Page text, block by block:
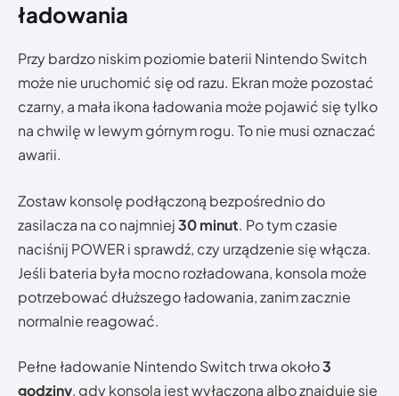
ładowania
Przy bardzo niskim poziomie baterii Nintendo Switch
może nie uruchomić się od razu. Ekran może pozostać
czarny, a mała ikona ładowania może pojawić się tylko
na chwilę w lewym górnym rogu. To nie musi oznaczać
awarii.
Zostaw konsolę podłączoną bezpośrednio do
zasilacza na co najmniej30 minut. Po tym czasie
naciśnij POWER i sprawdź, czy urządzenie się włącza.
Jeśli bateria była mocno rozładowana, konsola może
potrzebować dłuższego ładowania, zanim zacznie
normalnie reagować.
Pełne ładowanie Nintendo Switch trwa około3
godziny, gdy konsola jest wyłączona albo znajduje się